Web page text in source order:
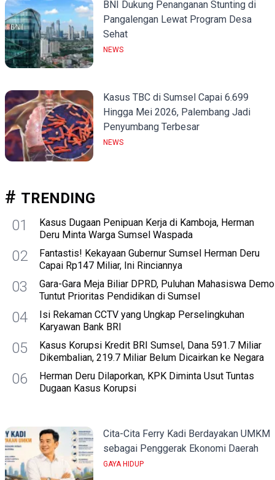
BNI Dukung Penanganan Stunting di
Pangalengan Lewat Program Desa
Sehat
NEWS
Kasus TBC di Sumsel Capai 6.699
Hingga Mei 2026, Palembang Jadi
Penyumbang Terbesar
NEWS
TRENDING
01
Kasus Dugaan Penipuan Kerja di Kamboja, Herman
Deru Minta Warga Sumsel Waspada
02
Fantastis! Kekayaan Gubernur Sumsel Herman Deru
Capai Rp147 Miliar, Ini Rinciannya
03
Gara-Gara Meja Biliar DPRD, Puluhan Mahasiswa Demo
Tuntut Prioritas Pendidikan di Sumsel
04
Isi Rekaman CCTV yang Ungkap Perselingkuhan
Karyawan Bank BRI
05
Kasus Korupsi Kredit BRI Sumsel, Dana 591.7 Miliar
Dikembalian, 219.7 Miliar Belum Dicairkan ke Negara
06
Herman Deru Dilaporkan, KPK Diminta Usut Tuntas
Dugaan Kasus Korupsi
Cita-Cita Ferry Kadi Berdayakan UMKM
sebagai Penggerak Ekonomi Daerah
GAYA HIDUP